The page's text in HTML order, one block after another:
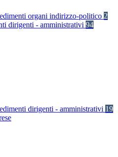
organi indirizzo-politico 2
dirigenti - amministrativi 94
dirigenti - amministrativi 19